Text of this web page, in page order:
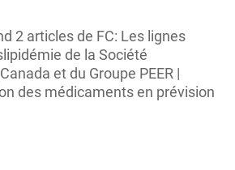
2 articles de FC: Les lignes
de la Société
et du Groupe PEER |
des médicaments en prévision